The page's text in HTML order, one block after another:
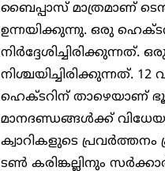
ബൈപ്പാസ് മാത്രമാണ്
ഉന്നയിക്കുന്നു. ഒരു
നിശ്ചയിച്ചിരിക്കുന്നത്.
ഹെക്ടറിന് താഴെയാണ്
മാനദണ്ഡങ്ങൾക്ക്
ക്വാറികളുടെ
ടൺ കരിങ്കല്ലിനും